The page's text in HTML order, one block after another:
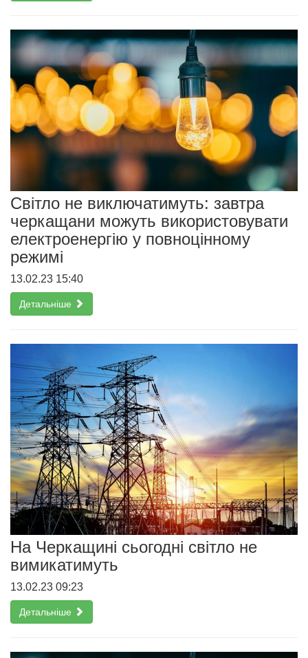
Світло не виключатимуть: завтра
черкащани можуть використовувати
електроенергію у повноцінному
режимі
13.02.23 15:40
Детальніше
На Черкащині сьогодні світло не
вимикатимуть
13.02.23 09:23
Детальніше